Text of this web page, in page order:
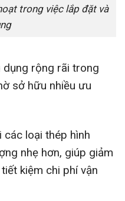
trong việc lắp đặt và
rộng rãi trong
sở hữu nhiều ưu
các loại thép hình
nhẹ hơn, giúp giảm
kiệm chi phí vận